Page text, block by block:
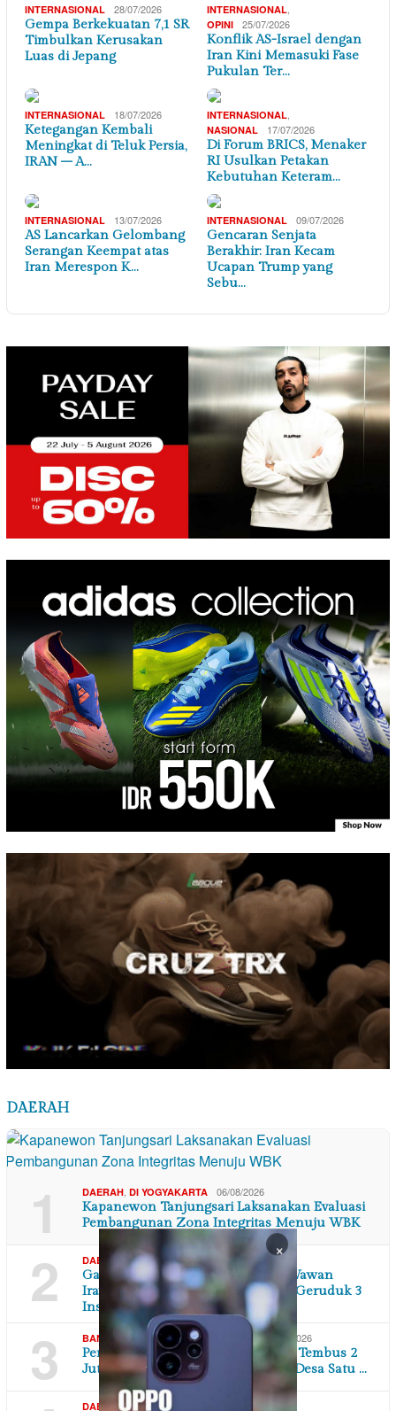
INTERNASIONAL 28/07/2026
Gempa Berkekuatan 7,1 SR
Timbulkan Kerusakan
Luas di Jepang
INTERNASIONAL
OPINI 25/07/2026
Konflik AS-Israel dengan
Iran Kini Memasuki Fase
Pukulan Ter…
INTERNASIONAL 18/07/2026
Ketegangan Kembali
Meningkat di Teluk Persia,
IRAN – A…
INTERNASIONAL
NASIONAL 17/07/2026
Di Forum BRICS, Menaker
RI Usulkan Petakan
Kebutuhan Keteram…
INTERNASIONAL 13/07/2026
AS Lancarkan Gelombang
Serangan Keempat atas
Iran Merespon K…
INTERNASIONAL 09/07/2026
Gencaran Senjata
Berakhir: Iran Kecam
Ucapan Trump yang
Sebu…
DAERAH
1 DAERAH DI YOGYAKARTA 06/08/2026
Kapanewon Tanjungsari Laksanakan Evaluasi
Pembangunan Zona Integritas Menuju WBK
2 DAERAH JAWA BARAT 06/08/2026
Ganti Rugi Tak Kunjung Dibayar, Wawan
Irawan Didampingi Kuasa Hukum Geruduk 3
Instans…
3 BANTEN ,DAERAH, EKONOMI BISNIS 06/08/2026
Permintaan Jagung Industri Pakan Tembus 2
Juta Ton, Andra Soni Dorong Satu Desa Satu …
DAERAH , JAWA BARAT
×